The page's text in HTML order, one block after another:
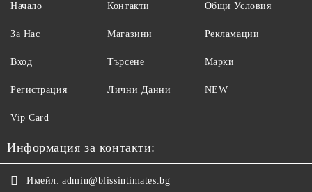
Начало
За Нас
Вход
Регистрация
Контакти
Магазини
Търсене
Лични Данни
Общи Условия
Рекламации
Марки
NEW
Vip Card
Информация за контакти:
Имейл: admin@blissintimates.bg